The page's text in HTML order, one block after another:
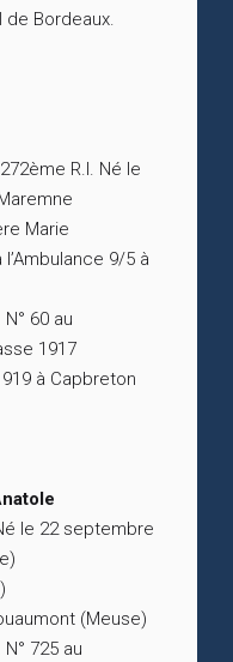
de Bordeaux.
R.I. Né le
Marie
9/5 à
60 au
1917
à Capbreton
le 22 septembre
(Meuse)
725 au